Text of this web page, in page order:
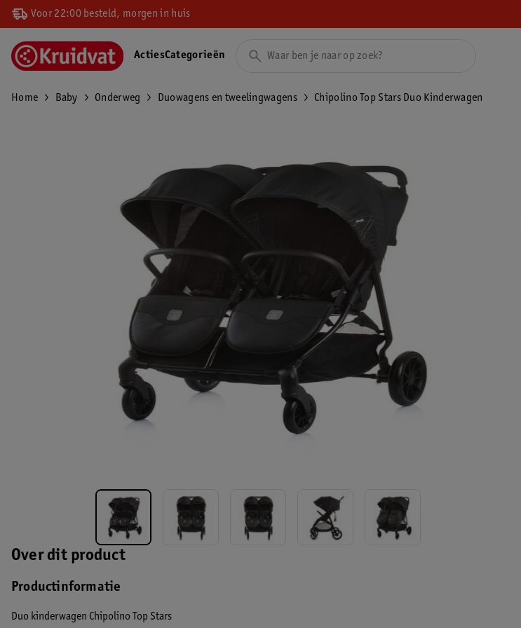
Voor 22:00 besteld, morgen in huis
ActiesCategorieën
Home Baby Onderweg Duowagens en tweelingwagens Chipolino Top Stars Duo Kinderwagen
Over dit product
Productinformatie
Duo kinderwagen Chipolino Top Stars